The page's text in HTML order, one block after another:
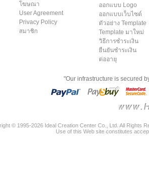
โฆษณา
User Agreement
Privacy Policy
สมาชิก
ออกแบบ Logo
ออกแบบเว็บไซต์
ตัวอย่าง Template
Template มาใหม่
วิธีการชำระเงิน
ยืนยันชำระเงิน
ต่ออายุ
"Our infrastructure is secured
© 1995-2026 Ideal Creation Center Co., Ltd. All Rights
Use of this Web site constitutes